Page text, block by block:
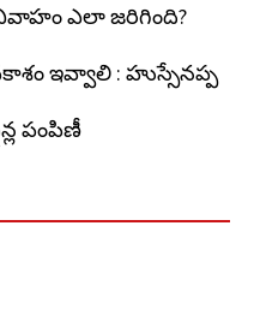
ఎలా జరిగింది?
ఇవ్వాలి : హుస్సేనప్ప
పంపిణీ